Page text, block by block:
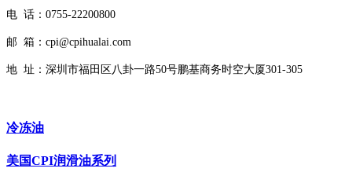
电 话：0755-22200800
邮 箱：cpi@cpihualai.com
地 址： 深圳市福田区八卦一路50号鹏基商务时空大厦301-305
冷冻油
美国CPI润滑油系列